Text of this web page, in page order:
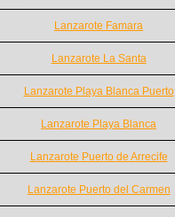
Lanzarote Famara
Lanzarote La Santa
Lanzarote Playa Blanca Puerto
Lanzarote Playa Blanca
Lanzarote Puerto de Arrecife
Lanzarote Puerto del Carmen